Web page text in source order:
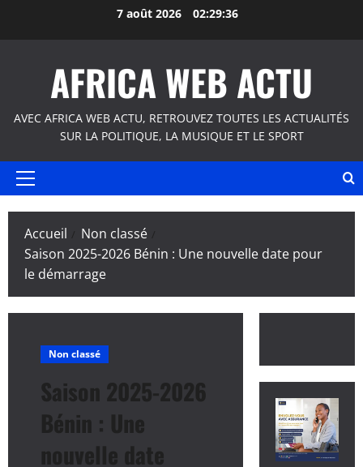
7 août 2026 02:29:36
AFRICA WEB ACTU
AVEC AFRICA WEB ACTU, RETROUVEZ TOUTES LES ACTUALITÉS
SUR LA POLITIQUE, LA MUSIQUE ET LE SPORT
Menu
Accueil
Non classé
Saison 2025-2026 Bénin : Une nouvelle date pour
le démarrage
Non classé
Saison 2025-2026
Bénin : Une
nouvelle date